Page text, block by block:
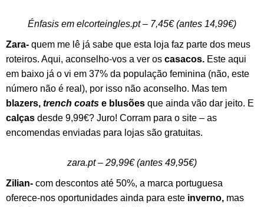
Énfasis em elcorteingles.pt – 7,45€ (antes 14,99€)
Zara- quem me lê já sabe que esta loja faz parte dos meus
roteiros. Aqui, aconselho-vos a ver os casacos. Este aqui
em baixo já o vi em 37% da população feminina (não, este
número não é real), por isso não aconselho. Mas tem
blazers, trench coats e blusões que ainda vão dar jeito. E
calças desde 9,99€? Juro! Corram para o site – as
encomendas enviadas para lojas são gratuitas.
zara.pt – 29,99€ (antes 49,95€)
Zilian- com descontos até 50%, a marca portuguesa
oferece-nos oportunidades ainda para este inverno, mas